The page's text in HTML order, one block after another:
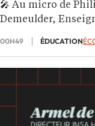
🎤 Au micro de
Demeulder,
00H49 ÉDUCATION